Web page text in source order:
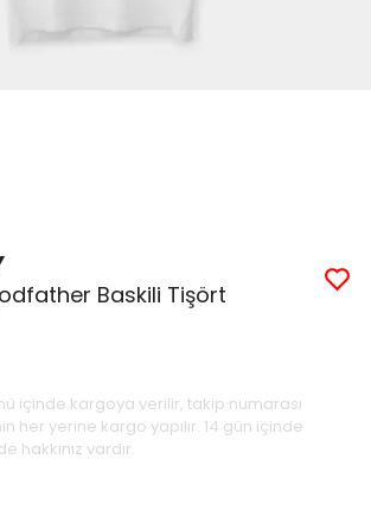
Baskili Tişört
içinde kargoya verilir, takip numarası
her yerine kargo yapılır. 14 gün içinde
hakkınız vardır.